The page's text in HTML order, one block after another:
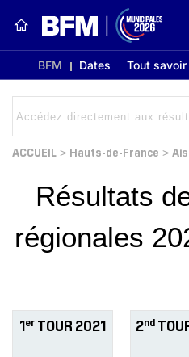
BFM Dates Tout savoir
ACCUEIL > Hauts-de-France >
Résultats
régionales
1er TOUR 2021 2nd